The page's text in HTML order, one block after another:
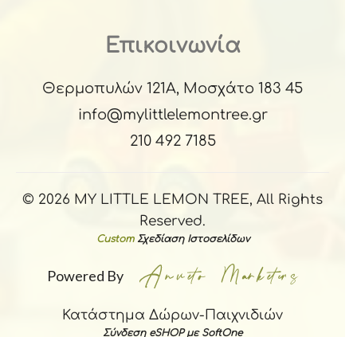
Επικοινωνία
Θερμοπυλών 121Α, Μοσχάτο 183 45
info@mylittlelemontree.gr
210 492 7185
© 2026 MY LITTLE LEMON TREE, All Rights
Reserved.
Custom Σχεδίαση Ιστοσελίδων
Powered By
Κατάστημα Δώρων-Παιχνιδιών
Σύνδεση eSHOP με SoftOne